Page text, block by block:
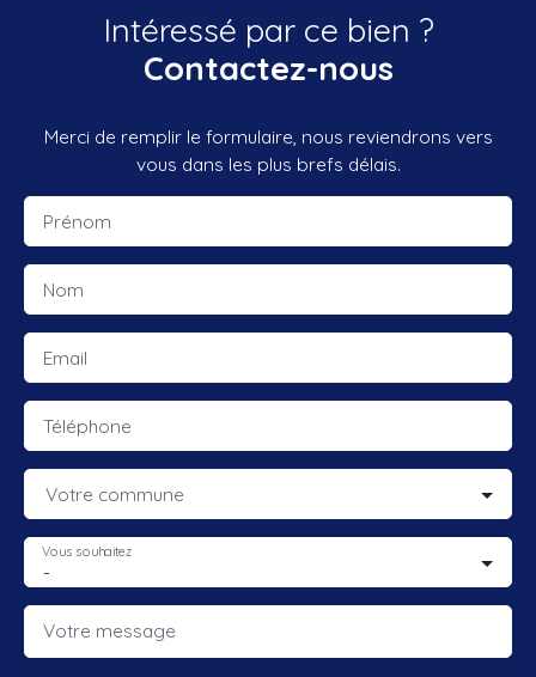
Intéressé par ce bien ?
Contactez-nous
Merci de remplir le formulaire, nous reviendrons vers
vous dans les plus brefs délais.
Prénom
Nom
Email
Téléphone
Votre commune
-
Vous souhaitez
Votre message